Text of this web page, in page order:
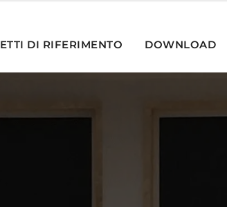
DI RIFERIMENTO DOWNLOAD